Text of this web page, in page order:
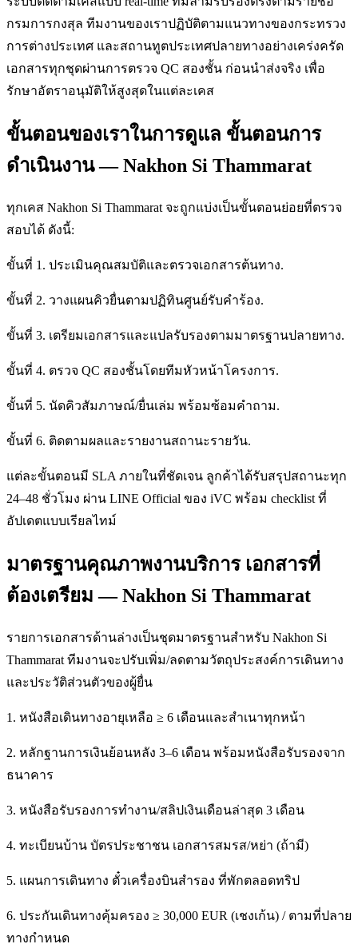
กรมการกงสุล ทีมงานของเราปฏิบัติตามแนวทางของกระทรวง
การต่างประเทศ และสถานทูตประเทศปลายทางอย่างเคร่งครัด
เอกสารทุกชุดผ่านการตรวจ QC สองชั้น ก่อนนำส่งจริง เพื่อ
รักษาอัตราอนุมัติให้สูงสุดในแต่ละเคส
ขั้นตอนของเราในการดูแล ขั้นตอนการ
ดำเนินงาน — Nakhon Si Thammarat
ทุกเคส Nakhon Si Thammarat จะถูกแบ่งเป็นขั้นตอนย่อยที่ตรวจ
สอบได้ ดังนี้:
ขั้นที่ 1. ประเมินคุณสมบัติและตรวจเอกสารต้นทาง.
ขั้นที่ 2. วางแผนคิวยื่นตามปฏิทินศูนย์รับคำร้อง.
ขั้นที่ 3. เตรียมเอกสารและแปลรับรองตามมาตรฐานปลายทาง.
ขั้นที่ 4. ตรวจ QC สองชั้นโดยทีมหัวหน้าโครงการ.
ขั้นที่ 5. นัดคิวสัมภาษณ์/ยื่นเล่ม พร้อมซ้อมคำถาม.
ขั้นที่ 6. ติดตามผลและรายงานสถานะรายวัน.
แต่ละขั้นตอนมี SLA ภายในที่ชัดเจน ลูกค้าได้รับสรุปสถานะทุก
24–48 ชั่วโมง ผ่าน LINE Official ของ iVC พร้อม checklist ที่
อัปเดตแบบเรียลไทม์
มาตรฐานคุณภาพงานบริการ เอกสารที่
ต้องเตรียม — Nakhon Si Thammarat
รายการเอกสารด้านล่างเป็นชุดมาตรฐานสำหรับ Nakhon Si
Thammarat ทีมงานจะปรับเพิ่ม/ลดตามวัตถุประสงค์การเดินทาง
และประวัติส่วนตัวของผู้ยื่น
1. หนังสือเดินทางอายุเหลือ ≥ 6 เดือนและสำเนาทุกหน้า
2. หลักฐานการเงินย้อนหลัง 3–6 เดือน พร้อมหนังสือรับรองจาก
ธนาคาร
3. หนังสือรับรองการทำงาน/สลิปเงินเดือนล่าสุด 3 เดือน
4. ทะเบียนบ้าน บัตรประชาชน เอกสารสมรส/หย่า (ถ้ามี)
5. แผนการเดินทาง ตั๋วเครื่องบินสำรอง ที่พักตลอดทริป
6. ประกันเดินทางคุ้มครอง ≥ 30,000 EUR (เชงเก้น) / ตามที่ปลาย
ทางกำหนด